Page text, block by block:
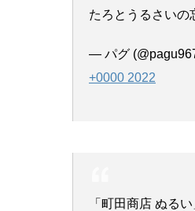
たろとうるさいの
— パグ
+0000 2022
「町田商店 ぬる